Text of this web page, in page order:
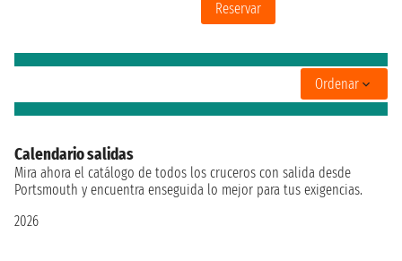
Reservar
Ordenar
Calendario salidas
Mira ahora el catálogo de todos los cruceros con salida desde
Portsmouth y encuentra enseguida lo mejor para tus exigencias.
2026